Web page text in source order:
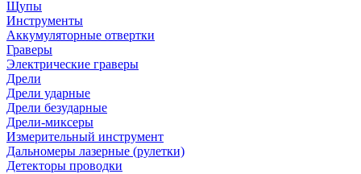
Щупы
Инструменты
Аккумуляторные отвертки
Граверы
Электрические граверы
Дрели
Дрели ударные
Дрели безударные
Дрели-миксеры
Измерительный инструмент
Дальномеры лазерные (рулетки)
Детекторы проводки